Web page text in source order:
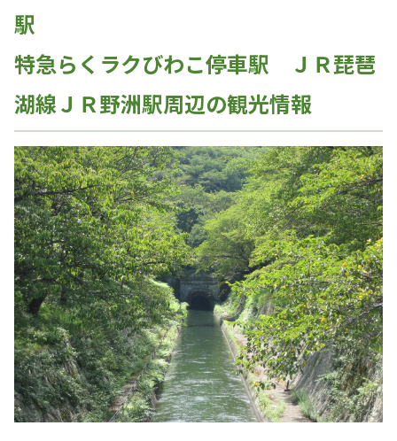
駅
特急らくラクびわこ停車駅 ＪＲ琵琶
湖線ＪＲ野洲駅周辺の観光情報